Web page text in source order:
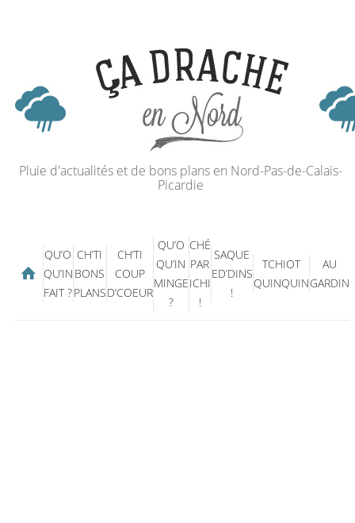
Pluie d'actualités et de bons plans en Nord-Pas-de-Calais-
Picardie
QU’O
QU’IN
FAIT ?
CH’TI
BONS
PLANS
CH’TI
COUP
D’COEUR
QU’O
QU’IN
MINGE
?
CHÉ
PAR
ICHI
!
SAQUE
ED’DINS
!
TCHIOT
QUINQUIN
AU
GARDIN